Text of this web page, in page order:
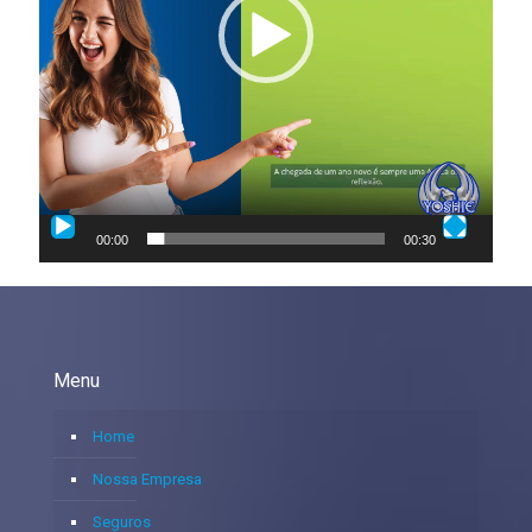
00:00 00:30
Menu
Home
Nossa Empresa
Seguros